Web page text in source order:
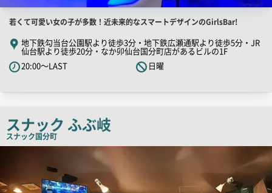
店
舗
PR
キ
ッ
コ
ピ
若くて可愛い女の子が多数！近未来的なスマートデザインのGirlsBar!
地下鉄勾当台公園駅より徒歩3分・地下鉄広瀬通駅より徒歩5分・JR
仙台駅より徒歩20分・なか卯仙台国分町店があるビルの1F
20:00～LAST
日曜
スナック ふぶ岐
スナック国分町
店
像